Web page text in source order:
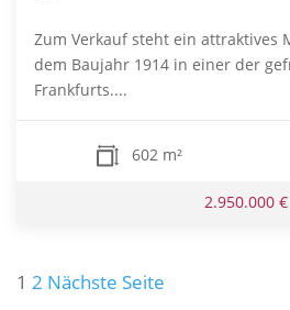
Zum Verkauf steht ein attraktives
dem Baujahr 1914 in einer der
Frankfurts....
602 m²
2.950.000 €
1 2 Nächste Seite